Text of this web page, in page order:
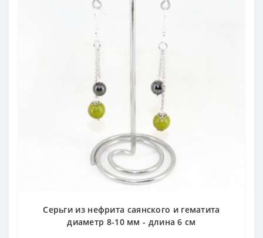
Серьги из нефрита саянского и гематита
диаметр 8-10 мм - длина 6 см